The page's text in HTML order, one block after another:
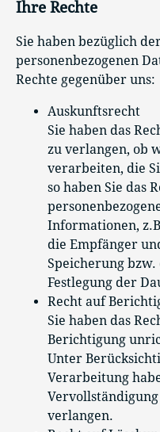
Ihre Rechte
Sie haben bezüglich
personenbezogenen
Rechte gegenüber uns:
Auskunftsrecht
Sie haben das
zu verlangen, ob
verarbeiten, die
so haben Sie das
Informationen,
die Empfänger
Speicherung
Festlegung der
Recht auf
Sie haben das
Berichtigung
Unter
Verarbeitung
verlangen.